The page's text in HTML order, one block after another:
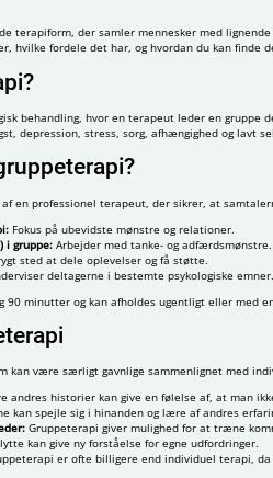
terapiform, der samler mennesker med
hvilke fordele det har, og hvordan du kan finde
behandling, hvor en terapeut leder en
depression, stress, sorg, afhængighed og lavt
en professionel terapeut, der sikrer, at
Fokus på ubevidste mønstre og relationer.
i gruppe:Arbejder med tanke- og adfærdsmønstre.
sted at dele oplevelser og få støtte.
deltagerne i bestemte psykologiske emner.
90 minutter og kan afholdes ugentligt eller med
kan være særligt gavnlige sammenlignet med
andres historier kan give en følelse af, at man
kan spejle sig i hinanden og lære af andres
Gruppeterapi giver mulighed for at træne
kan give ny forståelse for egne udfordringer.
er ofte billigere end individuel terapi,